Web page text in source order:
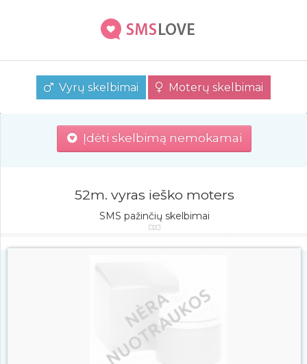
Vyrų skelbimai Moterų skelbimai
Įdėti skelbimą nemokamai
52m. vyras ieško moters
SMS pažinčių skelbimai